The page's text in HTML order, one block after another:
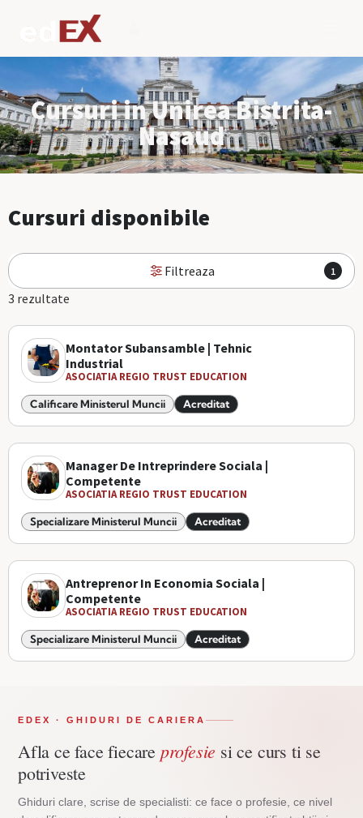
Cursuri in Unirea Bistrita-
Nasaud
Cursuri disponibile
Filtreaza 1
3 rezultate
Montator Subansamble | Tehnic
Industrial
ASOCIATIA REGIO TRUST EDUCATION
Calificare Ministerul Muncii Acreditat
Manager De Intreprindere Sociala |
Competente
ASOCIATIA REGIO TRUST EDUCATION
Specializare Ministerul Muncii Acreditat
Antreprenor In Economia Sociala |
Competente
ASOCIATIA REGIO TRUST EDUCATION
Specializare Ministerul Muncii Acreditat
EDEX · GHIDURI DE CARIERA
Afla ce face fiecare profesie si ce curs ti se
potriveste
Ghiduri clare, scrise de specialisti: ce face o profesie, ce nivel